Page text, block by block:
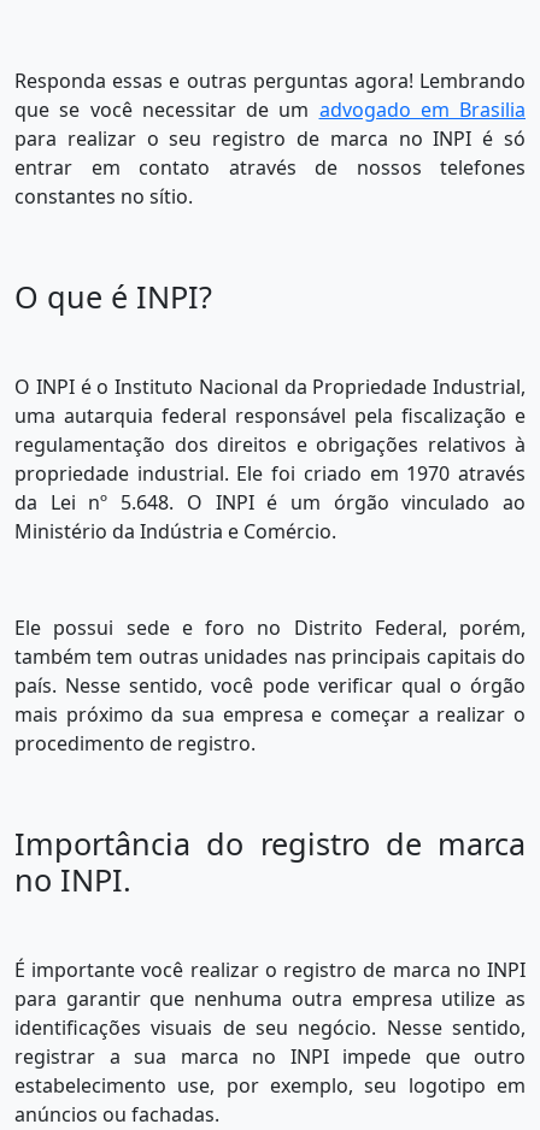
Responda essas e outras perguntas agora! Lembrando
que se você necessitar de um advogado em Brasilia
para realizar o seu registro de marca no INPI é só
entrar em contato através de nossos telefones
constantes no sítio.
O que é INPI?
O INPI é o Instituto Nacional da Propriedade Industrial,
uma autarquia federal responsável pela fiscalização e
regulamentação dos direitos e obrigações relativos à
propriedade industrial. Ele foi criado em 1970 através
da Lei nº 5.648. O INPI é um órgão vinculado ao
Ministério da Indústria e Comércio.
Ele possui sede e foro no Distrito Federal, porém,
também tem outras unidades nas principais capitais do
país. Nesse sentido, você pode verificar qual o órgão
mais próximo da sua empresa e começar a realizar o
procedimento de registro.
Importância do registro de marca
no INPI.
É importante você realizar o registro de marca no INPI
para garantir que nenhuma outra empresa utilize as
identificações visuais de seu negócio. Nesse sentido,
registrar a sua marca no INPI impede que outro
estabelecimento use, por exemplo, seu logotipo em
anúncios ou fachadas.